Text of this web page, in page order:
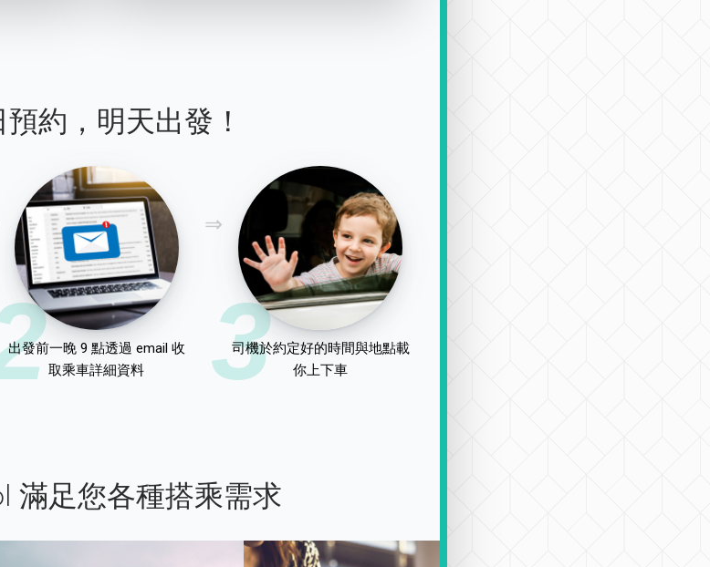
約，明天出發！
出發前一晚 9 點透過 email 收
取乘車詳細資料
3
司機於約定好的時間與地點載
你上下車
滿足您各種搭乘需求